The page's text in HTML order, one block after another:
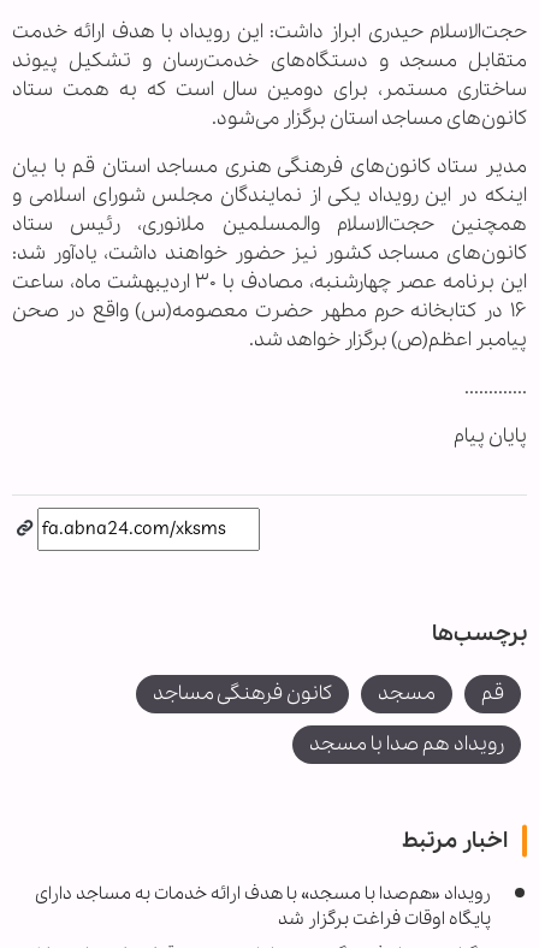
حجت‌الاسلام حیدری ابراز داشت: این رویداد با هدف ارائه خدمت
متقابل مسجد و دستگاه‌های خدمت‌رسان و تشکیل پیوند
ساختاری مستمر، برای دومین سال است که به همت ستاد
کانون‌های مساجد استان برگزار می‌شود.
مدیر ستاد کانون‌های فرهنگی هنری مساجد استان قم با بیان
اینکه در این رویداد یکی از نمایندگان مجلس شورای اسلامی و
همچنین حجت‌الاسلام والمسلمین ملانوری، رئیس ستاد
کانون‌های مساجد کشور نیز حضور خواهند داشت، یادآور شد:
این برنامه عصر چهارشنبه، مصادف با ۳۰ اردیبهشت ماه، ساعت
۱۶ در کتابخانه حرم مطهر حضرت معصومه(س) واقع در صحن
پیامبر اعظم(ص) برگزار خواهد شد.
.............
پایان پیام
برچسب‌ها
قم مسجد
کانون فرهنگی مساجد
رویداد هم صدا با مسجد
اخبار مرتبط
رویداد «هم‌صدا با مسجد» با هدف ارائه خدمات به مساجد دارای
پایگاه اوقات فراغت برگزار شد